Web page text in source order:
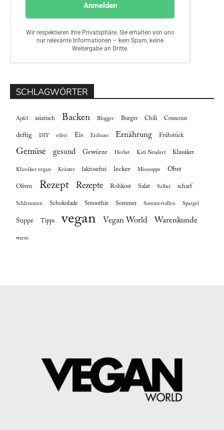
SCHLAGWÖRTER
Apfel asiatisch Backen Blogger Burger Chili Couscous
deftig DIY eifrei Eis Erdnuss Ernährung Frühstück
Gemüse gesund Gewürze Herbst Kati Neudert Klassiker
Klassiker vegan Kräuter laktosefrei lecker Misosuppe Obst
Oliven Rezept Rezepte Rohkost Salat Salbei scharf
Schlemmen Schokolade Smoothie Sommer Sommerrollen Spargel
Suppe Tipps vegan Vegan World Warenkunde
warm